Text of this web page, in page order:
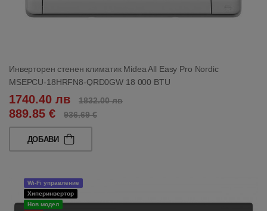
Инверторен стенен климатик Midea All Easy Pro Nordic
MSEPCU-18HRFN8-QRD0GW 18 000 BTU
1740.40 лв 1832.00 лв
889.85 € 936.69 €
ДОБАВИ
Wi-Fi управление
Хиперинвертор
Нов модел